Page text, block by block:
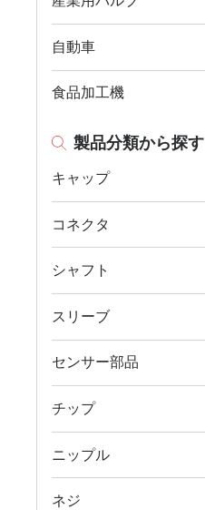
自動車
食品加工機
製品分類から探す
キャップ
コネクタ
シャフト
スリーブ
センサー部品
チップ
ニップル
ネジ